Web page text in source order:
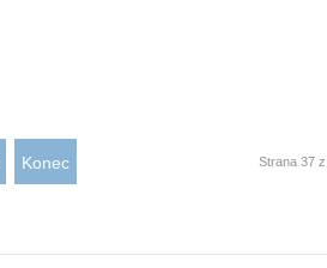
Konec Strana 37